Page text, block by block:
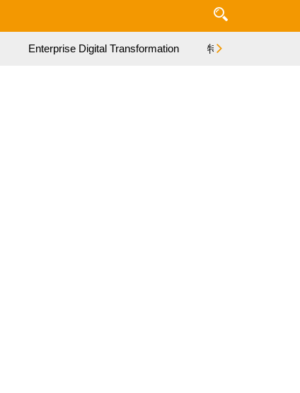
Enterprise Digital Transformation 特集